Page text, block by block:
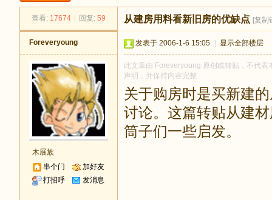
查看: 17674 回复: 59 从建房用料看新旧房的优缺点 [复制
Foreveryoung
木屐族
串个门
加好友
打招呼
发消息
发表于 2006-1-6 15:05 显示全部楼层
此文章由 Foreveryoung 原创或转贴，不代
声明，并保持内容完整
关于购房时是买新建
讨论。这篇转贴从建
筒子们一些启发。